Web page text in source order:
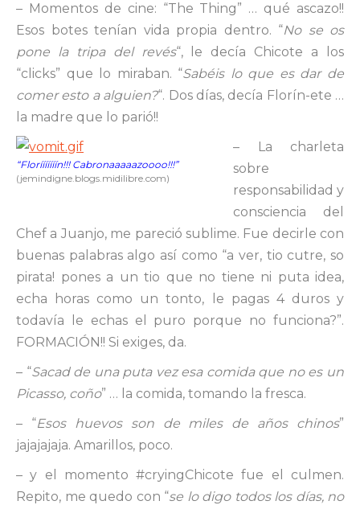
– Momentos de cine: “The Thing” … qué ascazo!!
Esos botes tenían vida propia dentro. “No se os
pone la tripa del revés“, le decía Chicote a los
“clicks” que lo miraban. “Sabéis lo que es dar de
comer esto a alguien?“. Dos días, decía Florín-ete …
la madre que lo parió!!
“Florííííííín!!! Cabronaaaaazoooo!!!”
(jemindigne.blogs.midilibre.com)
– La charleta
sobre
responsabilidad y
consciencia del
Chef a Juanjo, me pareció sublime. Fue decirle con
buenas palabras algo así como “a ver, tio cutre, so
pirata! pones a un tio que no tiene ni puta idea,
echa horas como un tonto, le pagas 4 duros y
todavía le echas el puro porque no funciona?”.
FORMACIÓN!! Si exiges, da.
– “Sacad de una puta vez esa comida que no es un
Picasso, coño” … la comida, tomando la fresca.
– “Esos huevos son de miles de años chinos”
jajajajaja. Amarillos, poco.
– y el momento #cryingChicote fue el culmen.
Repito, me quedo con “se lo digo todos los días, no